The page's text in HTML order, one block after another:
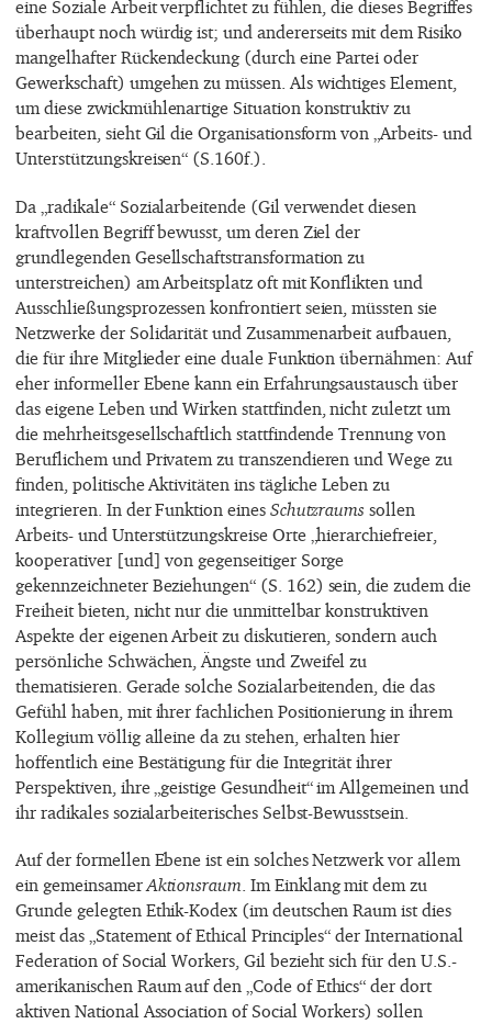
eine Soziale Arbeit verpflichtet zu fühlen, die dieses Begriffes
überhaupt noch würdig ist; und andererseits mit dem Risiko
mangelhafter Rückendeckung (durch eine Partei oder
Gewerkschaft) umgehen zu müssen. Als wichtiges Element,
um diese zwickmühlenartige Situation konstruktiv zu
bearbeiten, sieht Gil die Organisationsform von „Arbeits- und
Unterstützungskreisen“ (S.160f.).
Da „radikale“ Sozialarbeitende (Gil verwendet diesen
kraftvollen Begriff bewusst, um deren Ziel der
grundlegenden Gesellschaftstransformation zu
unterstreichen) am Arbeitsplatz oft mit Konflikten und
Ausschließungsprozessen konfrontiert seien, müssten sie
Netzwerke der Solidarität und Zusammenarbeit aufbauen,
die für ihre Mitglieder eine duale Funktion übernähmen: Auf
eher informeller Ebene kann ein Erfahrungsaustausch über
das eigene Leben und Wirken stattfinden, nicht zuletzt um
die mehrheitsgesellschaftlich stattfindende Trennung von
Beruflichem und Privatem zu transzendieren und Wege zu
finden, politische Aktivitäten ins tägliche Leben zu
integrieren. In der Funktion eines Schutzraums sollen
Arbeits- und Unterstützungskreise Orte „hierarchiefreier,
kooperativer [und] von gegenseitiger Sorge
gekennzeichneter Beziehungen“ (S. 162) sein, die zudem die
Freiheit bieten, nicht nur die unmittelbar konstruktiven
Aspekte der eigenen Arbeit zu diskutieren, sondern auch
persönliche Schwächen, Ängste und Zweifel zu
thematisieren. Gerade solche Sozialarbeitenden, die das
Gefühl haben, mit ihrer fachlichen Positionierung in ihrem
Kollegium völlig alleine da zu stehen, erhalten hier
hoffentlich eine Bestätigung für die Integrität ihrer
Perspektiven, ihre „geistige Gesundheit“ im Allgemeinen und
ihr radikales sozialarbeiterisches Selbst-Bewusstsein.
Auf der formellen Ebene ist ein solches Netzwerk vor allem
ein gemeinsamerAktionsraum. Im Einklang mit dem zu
Grunde gelegten Ethik-Kodex (im deutschen Raum ist dies
meist das „Statement of Ethical Principles“ der International
Federation of Social Workers, Gil bezieht sich für den U.S.-
amerikanischen Raum auf den „Code of Ethics“ der dort
aktiven National Association of Social Workers) sollen